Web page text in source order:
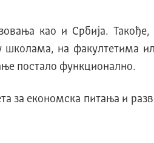
као и Србија.
школама, на факултетима
постало функционално.
за економска питања и